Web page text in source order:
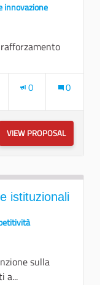
innovazione
0 0
VIEW PROPOSAL
istituzionali
sulla
a...